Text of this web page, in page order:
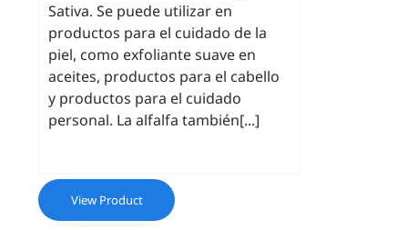
Sativa. Se puede utilizar en
productos para el cuidado de la
piel, como exfoliante suave en
aceites, productos para el cabello
y productos para el cuidado
personal. La alfalfa también[...]
View Product